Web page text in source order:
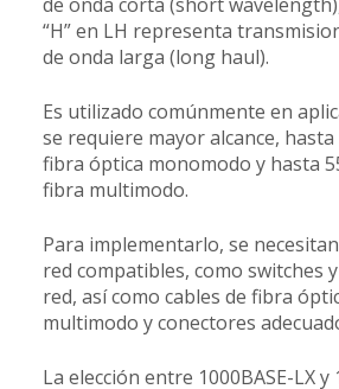
“H” en LH representa
de onda larga (long haul).
Es utilizado comúnmente en
se requiere mayor alcance,
fibra óptica monomodo y hasta
fibra multimodo.
Para implementarlo, se
red compatibles, como switches
red, así como cables de fibra
multimodo y conectores
La elección entre 1000BASE-LX y